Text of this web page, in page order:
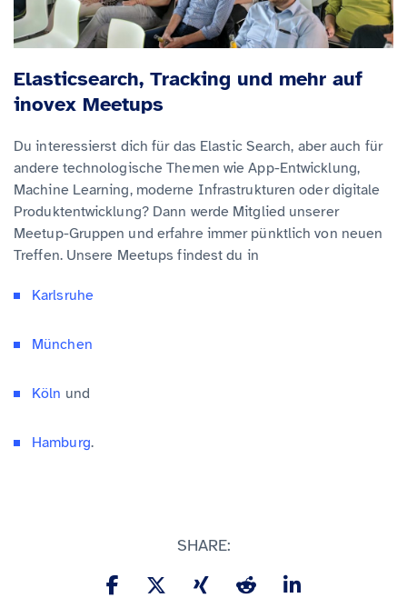
Elasticsearch, Tracking und mehr auf
inovex Meetups
Du interessierst dich für das Elastic Search, aber auch für
andere technologische Themen wie App-Entwicklung,
Machine Learning, moderne Infrastrukturen oder digitale
Produktentwicklung? Dann werde Mitglied unserer
Meetup-Gruppen und erfahre immer pünktlich von neuen
Treffen. Unsere Meetups findest du in
Karlsruhe
München
Köln und
Hamburg.
SHARE: